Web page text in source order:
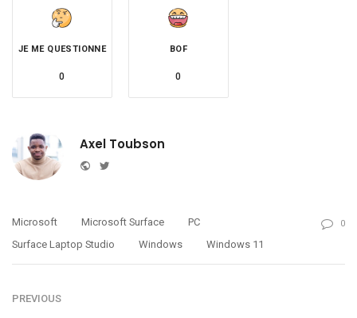
JE ME QUESTIONNE
0
BOF
0
Axel Toubson
Website
Microsoft Microsoft Surface
PC
Surface Laptop Studio
Windows Windows 11
0
PREVIOUS